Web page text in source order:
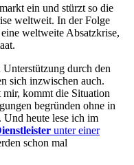
ein und stürzt so die
weltweit. In der Folge
weltweite Absatzkrise,
durch den
sich inzwischen auch.
mir, kommt die Situation
begründen ohne in
heute lese ich im
unter einer
schon mal